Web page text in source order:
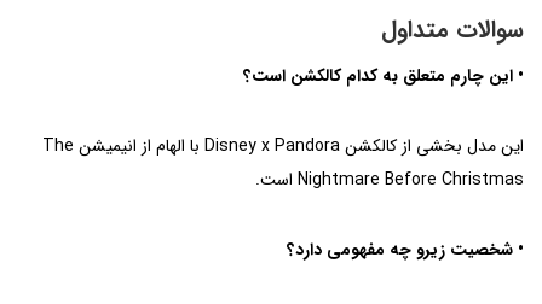
سوالات متداول
• این چارم متعلق به کدام کالکشن است؟
این مدل بخشی از کالکشن Disney x Pandora با الهام از انیمیشن The
Nightmare Before Christmas است.
• شخصیت زیرو چه مفهومی دارد؟